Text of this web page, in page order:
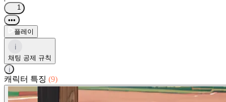
1
•••
플레이
i
채팅 공제 규칙
i
캐릭터 특징 (9)